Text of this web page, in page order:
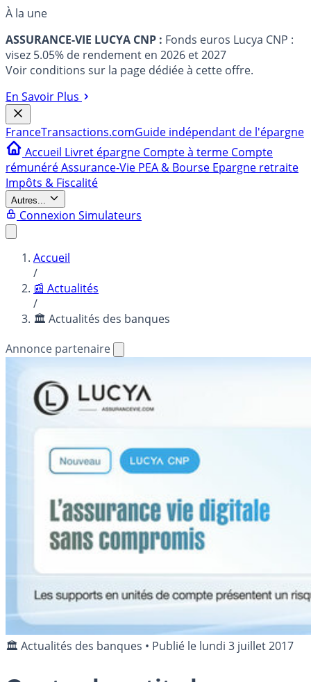
À la une
ASSURANCE-VIE LUCYA CNP : Fonds euros Lucya CNP :
visez 5.05% de rendement en 2026 et 2027
Voir conditions sur la page dédiée à cette offre.
En Savoir Plus
FranceTransactions.comGuide indépendant de l'épargne
Accueil Livret épargne Compte à terme Compte
rémunéréAssurance-Vie PEA & Bourse Epargne retraite
Impôts & Fiscalité
Autres...
Connexion Simulateurs
Accueil
/
📰 Actualités
/
🏛️ Actualités des banques
Annonce partenaire
🏛️ Actualités des banques • Publié le lundi 3 juillet 2017